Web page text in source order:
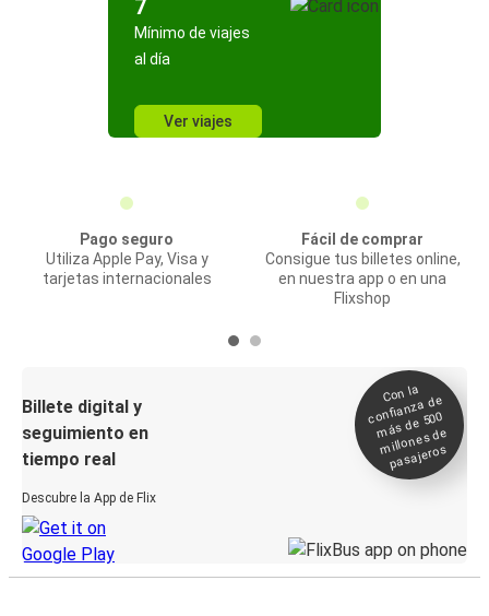
7
Mínimo de viajes
al día
Ver viajes
Pago seguro
Utiliza Apple Pay, Visa y
tarjetas internacionales
Fácil de comprar
Consigue tus billetes online,
en nuestra app o en una
Flixshop
Billete digital y
seguimiento en
tiempo real
Descubre la App de Flix
Con la
confianza de
más de 500
millones de
pasajeros